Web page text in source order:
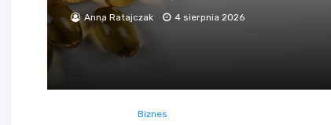
Anna Ratajczak 4 sierpnia 2026
Biznes